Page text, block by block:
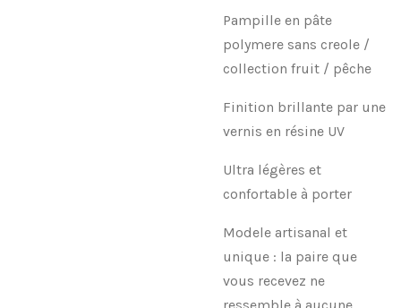
Pampille en pâte
polymere sans creole /
collection fruit / pêche
Finition brillante par une
vernis en résine UV
Ultra légères et
confortable à porter
Modele artisanal et
unique : la paire que
vous recevez ne